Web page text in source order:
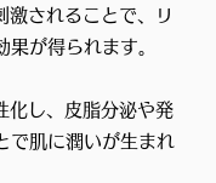
激されることで、リ
果が得られます。
化し、皮脂分泌や発
で肌に潤いが生まれ